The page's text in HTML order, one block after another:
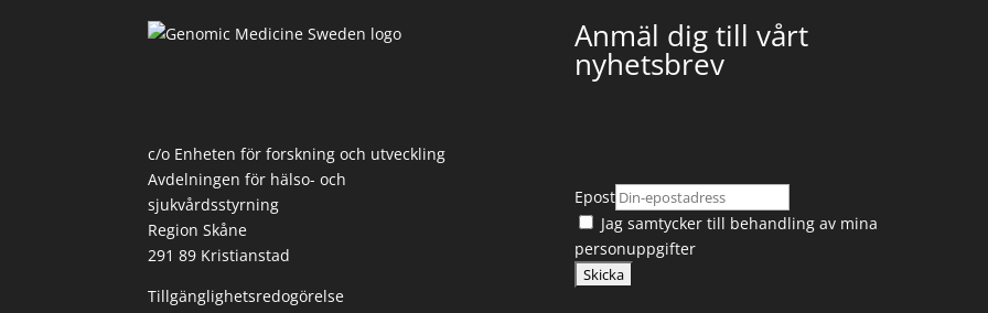
c/o Enheten för forskning och utveckling
Avdelningen för hälso- och
sjukvårdsstyrning
Region Skåne
291 89 Kristianstad
Tillgänglighetsredogörelse
Anmäl dig till vårt
nyhetsbrev
Epost
Jag samtycker till behandling av mina
personuppgifter